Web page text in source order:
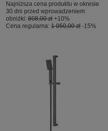
Najniższa cena produktu w okresie
30 dni przed wprowadzeniem
obniżki: 808,00 zł +10%
Cena regularna: 1 050,00 zł -15%